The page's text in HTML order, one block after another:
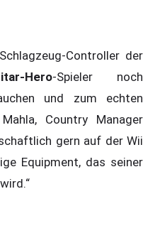
Controller der
Hero-Spieler noch
und zum echten
Country Manager
gern auf der Wii
Equipment, das seiner